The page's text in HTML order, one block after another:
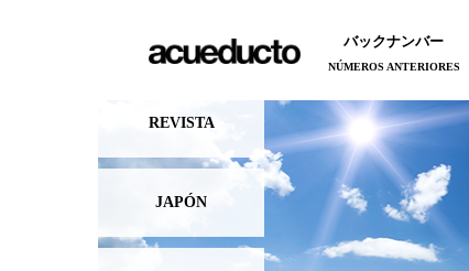
バックナンバー
NÚMEROS ANTERIORES
REVISTA
JAPÓN